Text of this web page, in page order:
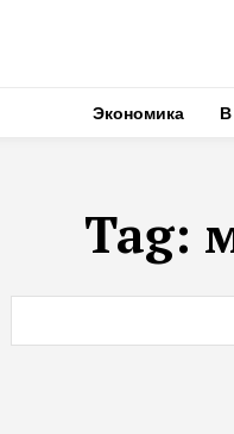
Экономика
Tag: